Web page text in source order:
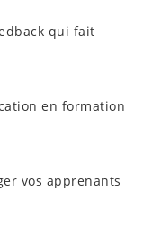
qui fait
en formation
vos apprenants